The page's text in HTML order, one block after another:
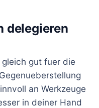
delegieren
gut fuer die
an Werkzeuge
in deiner Hand